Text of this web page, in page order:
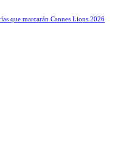
que marcarán Cannes Lions 2026